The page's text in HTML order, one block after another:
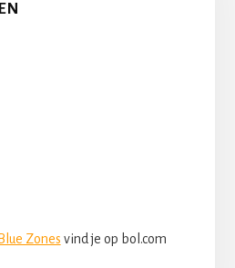
Zones vind je op bol.com